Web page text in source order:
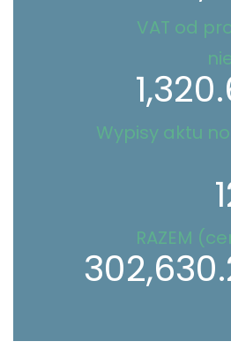
VAT od
Wypisy aktu
RAZEM